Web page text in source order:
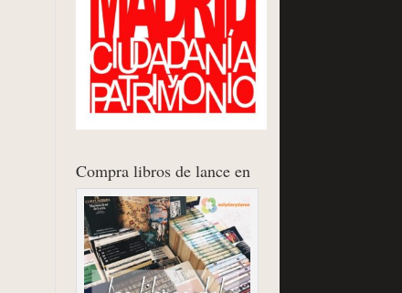
Compra libros de lance en